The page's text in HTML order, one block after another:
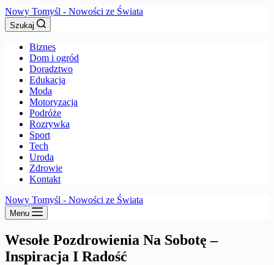
Nowy Tomyśl - Nowości ze Świata
Szukaj
Biznes
Dom i ogród
Doradztwo
Edukacja
Moda
Motoryzacja
Podróże
Rozrywka
Sport
Tech
Uroda
Zdrowie
Kontakt
Nowy Tomyśl - Nowości ze Świata
Menu
Wesołe Pozdrowienia Na Sobotę –
Inspiracja I Radość